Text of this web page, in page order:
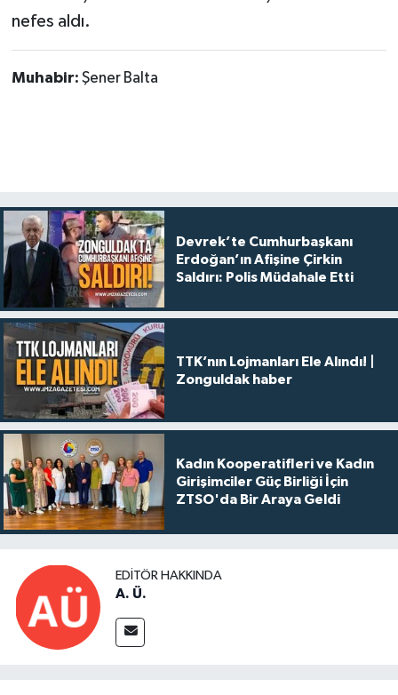
nefes aldı.
Muhabir: Şener Balta
Devrek’te Cumhurbaşkanı
Erdoğan’ın Afişine Çirkin
Saldırı: Polis Müdahale Etti
TTK’nın Lojmanları Ele Alındı! |
Zonguldak haber
Kadın Kooperatifleri ve Kadın
Girişimciler Güç Birliği İçin
ZTSO'da Bir Araya Geldi
EDITÖR HAKKINDA
A. Ü.